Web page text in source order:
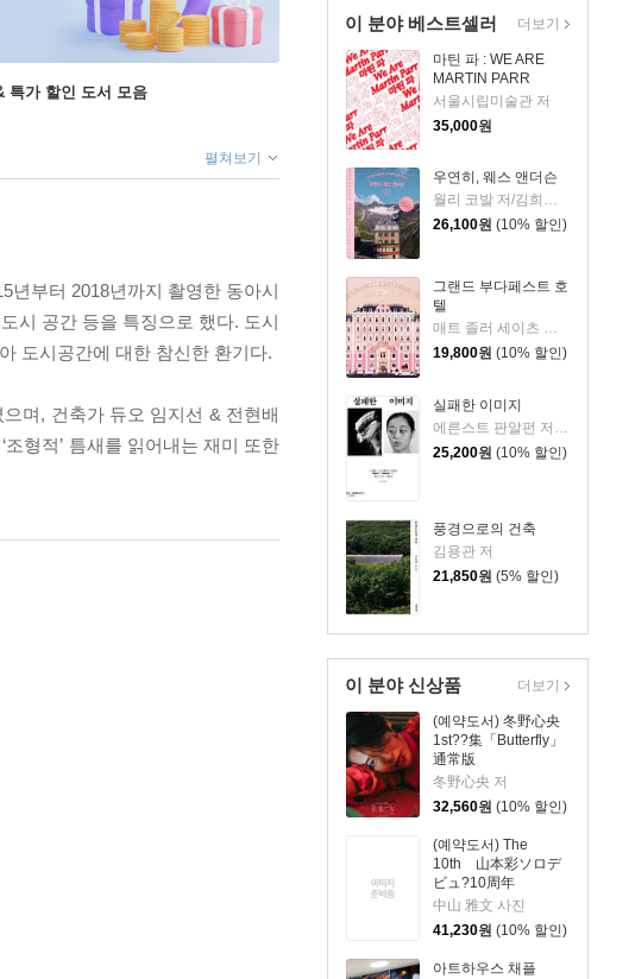
이 분야 베스트셀러
마틴 파 : WE ARE
MARTIN PARR
서울시립미술관 저
35,000원
우연히, 웨스 앤더슨
월리 코발 저/김희진 역
26,100원 (10% 할인)
그랜드 부다페스트 호
텔
매트 졸러 세이츠 저/조동섭 역
19,800원 (10% 할인)
실패한 이미지
에른스트 판알펀 저/김남시 역
25,200원 (10% 할인)
풍경으로의 건축
김용관 저
21,850원 (5% 할인)
더보기
이 분야 신상품
(예약도서) 冬野心央
1st??集「Butterfly」
通常版
冬野心央 저
32,560원 (10% 할인)
(예약도서) The
10th 山本彩ソロデ
ビュ?10周年
ANNIVERSARY
BOOK
中山 雅文 사진
41,230원 (10% 할인)
아트하우스 채플
더보기
특가 할인 도서 모음
펼쳐보기
년부터 2018년까지 촬영한 동아시
시 공간 등을 특징으로 했다. 도시
도시공간에 대한 참신한 환기다.
며, 건축가 듀오 임지선 & 전현배
형적’ 틈새를 읽어내는 재미 또한